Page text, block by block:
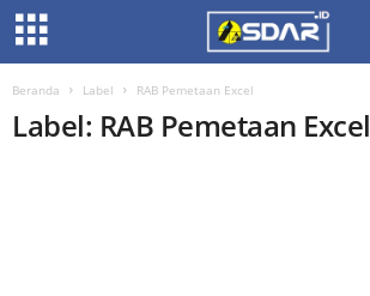
Beranda Label RAB Pemetaan Excel
Label: RAB Pemetaan Excel